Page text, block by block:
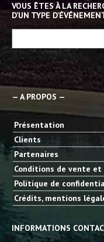
VOUS ÊTES À LA
D’UN TYPE
— A PROPOS —
Présentation
Clients
Partenaires
Conditions de vente
Politique de
Crédits, mentions
INFORMATIONS